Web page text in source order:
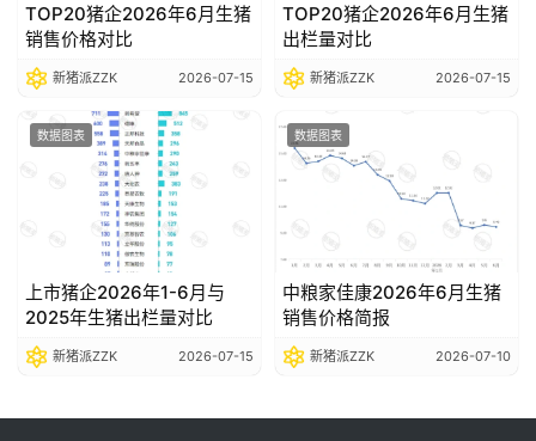
TOP20猪企2026年6月生猪
销售价格对比
新猪派ZZK 2026-07-15
TOP20猪企2026年6月生猪
出栏量对比
新猪派ZZK 2026-07-15
数据图表
上市猪企2026年1-6月与
2025年生猪出栏量对比
新猪派ZZK 2026-07-15
数据图表
中粮家佳康2026年6月生猪
销售价格简报
新猪派ZZK 2026-07-10